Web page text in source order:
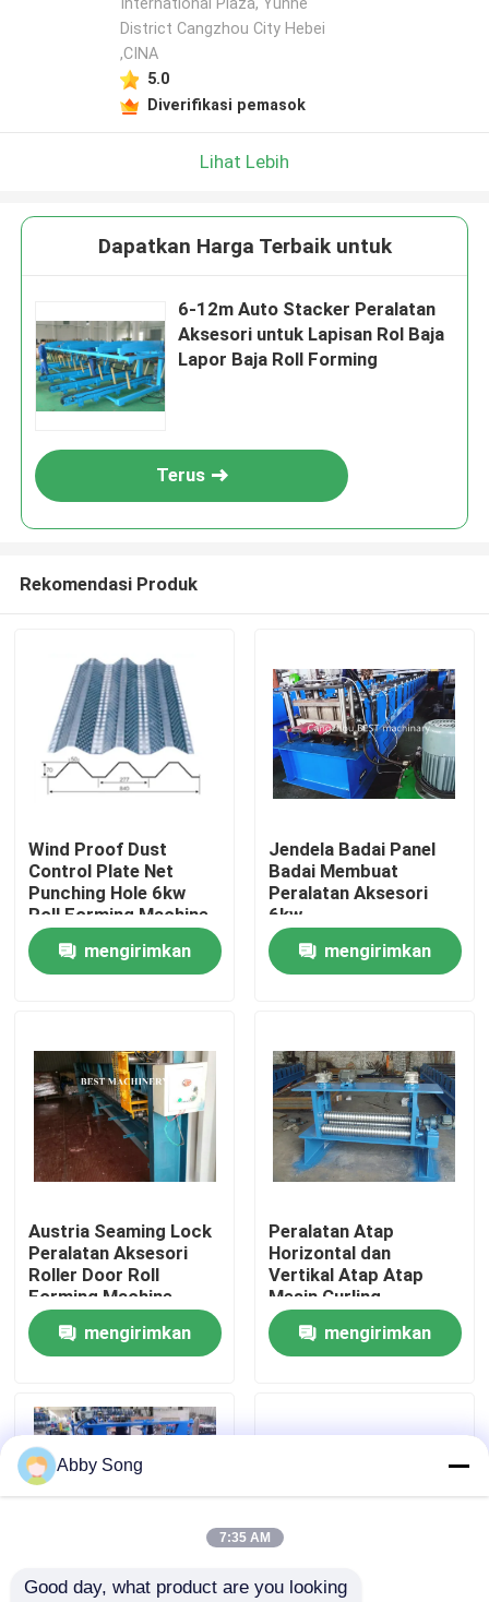
Rumah
Tentang kami
Tur Pabrik
Kontrol kualitas
Hubungi kami
kasus
mesin roll forming double layer
District Cangzhou City Hebei
,CINA
5.0
Diverifikasi pemasok
Lihat Lebih
Dapatkan Harga Terbaik untuk
6-12m Auto Stacker Peralatan
Aksesori untuk Lapisan Rol Baja
Lapor Baja Roll Forming
Terus
Rekomendasi Produk
Wind Proof Dust
Control Plate Net
Punching Hole 6kw
Roll Forming Machine
mengirimkan
Jendela Badai Panel
Badai Membuat
Peralatan Aksesori
6kw
mengirimkan
Austria Seaming Lock
Peralatan Aksesori
Roller Door Roll
Forming Machine
Garage Door Line
mengirimkan
Peralatan Atap
Horizontal dan
Vertikal Atap Atap
Mesin Curling
Bergelombang IBR
Profile mengirimkan
Abby Song
7:35 AM
Good day, what product are you looking